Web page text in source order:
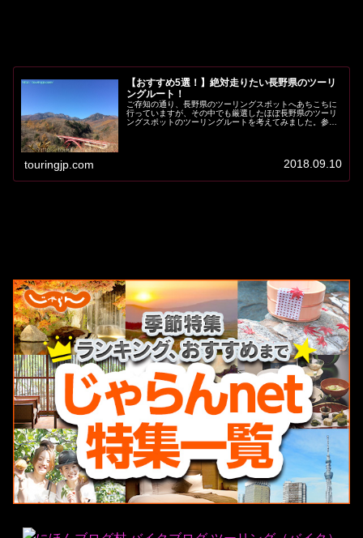
【おすすめ5選！】絶対走りたい長野県のツーリ
ングルート！
ご存知の通り、長野県のツーリングスポットへあちこちに
行っていますが、その中でも厳選したほぼ長野県のツーリ
ングスポットのツーリングルートを考えてみました。参考
touringjp.com 2018.09.10